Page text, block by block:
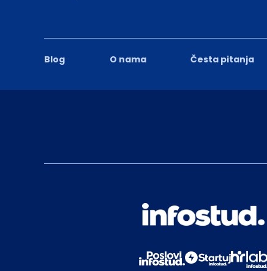
Blog O nama Česta pitanja